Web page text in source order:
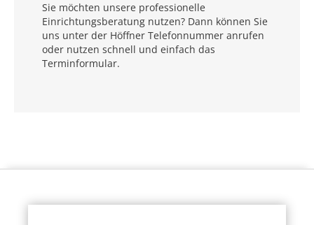
Sie möchten unsere professionelle
Einrichtungsberatung nutzen? Dann können Sie
uns unter der Höffner Telefonnummer anrufen
oder nutzen schnell und einfach das
Terminformular.